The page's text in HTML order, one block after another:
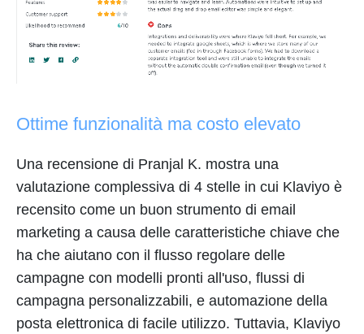
Ottime funzionalità ma costo elevato
Una recensione di Pranjal K. mostra una
valutazione complessiva di 4 stelle in cui Klaviyo è
recensito come un buon strumento di email
marketing a causa delle caratteristiche chiave che
ha che aiutano con il flusso regolare delle
campagne con modelli pronti all'uso, flussi di
campagna personalizzabili, e automazione della
posta elettronica di facile utilizzo. Tuttavia, Klaviyo